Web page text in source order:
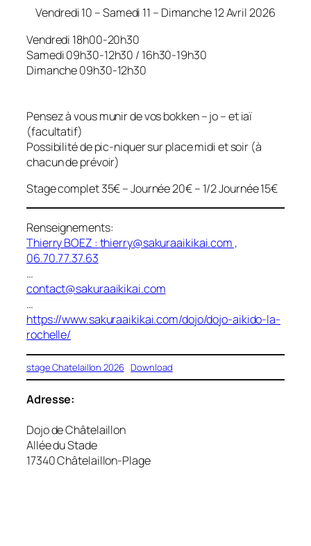
Vendredi 10 – Samedi 11 – Dimanche 12 Avril 2026
Vendredi 18h00-20h30
Samedi 09h30-12h30 / 16h30-19h30
Dimanche 09h30-12h30
Pensez à vous munir de vos bokken – jo – et iaï
(facultatif)
Possibilité de pic-niquer sur place midi et soir (à
chacun de prévoir)
Stage complet 35€ – Journée 20€ – 1/2 Journée 15€
Renseignements:
Thierry BOEZ : thierry@sakuraaikikai.com ,
06.70.77.37.63
…
contact@sakuraaikikai.com
…
https://www.sakuraaikikai.com/dojo/dojo-aikido-la-
rochelle/
stage Chatelaillon 2026 Download
Adresse:
Dojo de Châtelaillon
Allée du Stade
17340 Châtelaillon-Plage